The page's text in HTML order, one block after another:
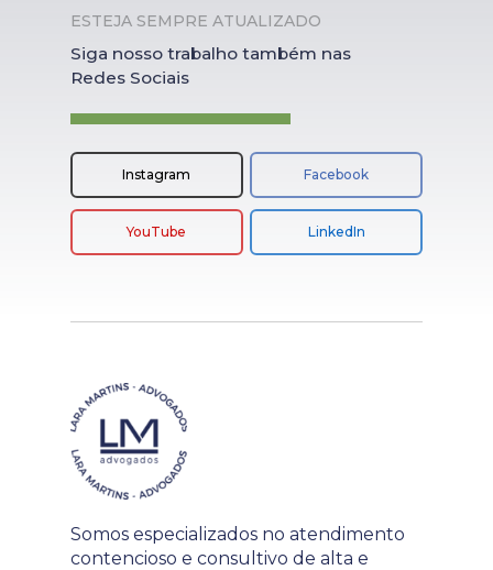
ESTEJA SEMPRE ATUALIZADO
Siga nosso trabalho também nas
Redes Sociais
Instagram Facebook
YouTube LinkedIn
Somos especializados no atendimento
contencioso e consultivo de alta e